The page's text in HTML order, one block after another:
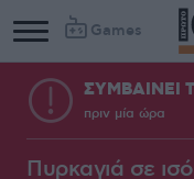
Games
ΣΥΜΒΑΙΝΕΙ
πριν μία ώρα
Πυρκαγιά σε